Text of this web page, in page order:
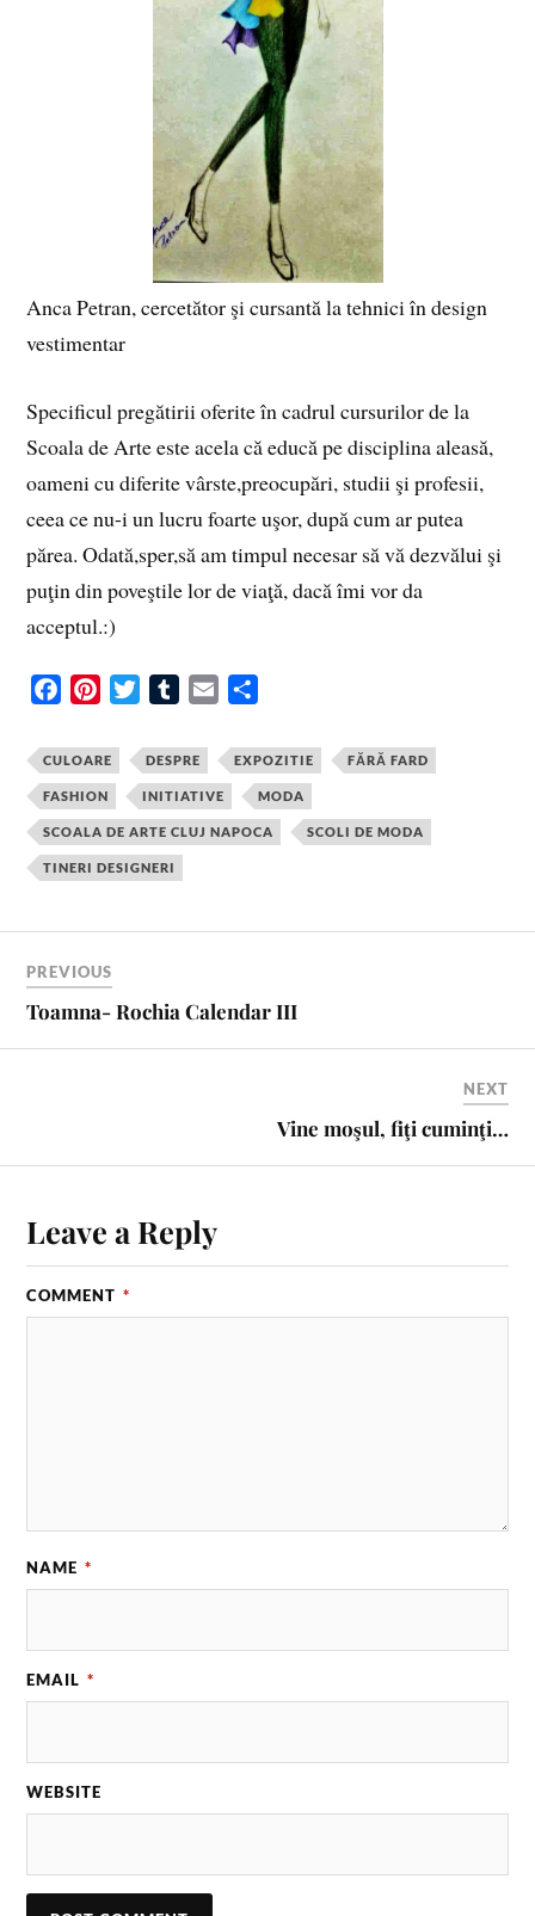
Anca Petran, cercetător şi cursantă la tehnici în design
vestimentar
Specificul pregătirii oferite în cadrul cursurilor de la
Scoala de Arte este acela că educă pe disciplina aleasă,
oameni cu diferite vârste,preocupări, studii şi profesii,
ceea ce nu-i un lucru foarte uşor, după cum ar putea
părea. Odată,sper,să am timpul necesar să vă dezvălui şi
puţin din poveştile lor de viaţă, dacă îmi vor da
acceptul.:)
c
e
b
o
o
n
t
e
r
e
t
i
t
t
e
r
m
b
l
r
a
i
l
a
r
e
CULOARE DESPRE EXPOZITIE FĂRĂ FARD
FASHION INITIATIVE MODA
SCOALA DE ARTE CLUJ NAPOCA SCOLI DE MODA
TINERI DESIGNERI
PREVIOUS
Toamna- Rochia Calendar III
NEXT
Vine moşul, fiţi cuminţi…
Leave a Reply
COMMENT *
NAME *
EMAIL *
WEBSITE